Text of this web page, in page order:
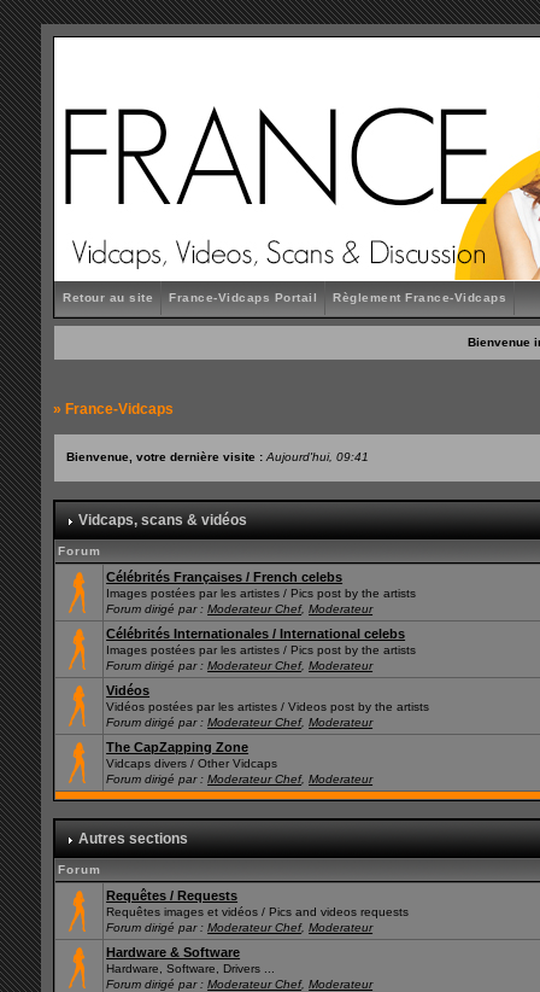
Retour au site France-Vidcaps Portail Règlement France-Vidcaps
Bienvenue
» France-Vidcaps
Bienvenue, votre dernière visite :Aujourd'hui, 09:41
Vidcaps, scans & vidéos
Forum
Célébrités Françaises / French celebs
Images postées par les artistes / Pics post by the artists
Forum dirigé par :Moderateur Chef,Moderateur
Célébrités Internationales / International celebs
Images postées par les artistes / Pics post by the artists
Forum dirigé par :Moderateur Chef,Moderateur
Vidéos
Vidéos postées par les artistes / Videos post by the artists
Forum dirigé par :Moderateur Chef,Moderateur
The CapZapping Zone
Vidcaps divers / Other Vidcaps
Forum dirigé par :Moderateur Chef,Moderateur
Autres sections
Forum
Requêtes / Requests
Requêtes images et vidéos / Pics and videos requests
Forum dirigé par :Moderateur Chef,Moderateur
Hardware & Software
Hardware, Software, Drivers ...
Forum dirigé par :Moderateur Chef,Moderateur